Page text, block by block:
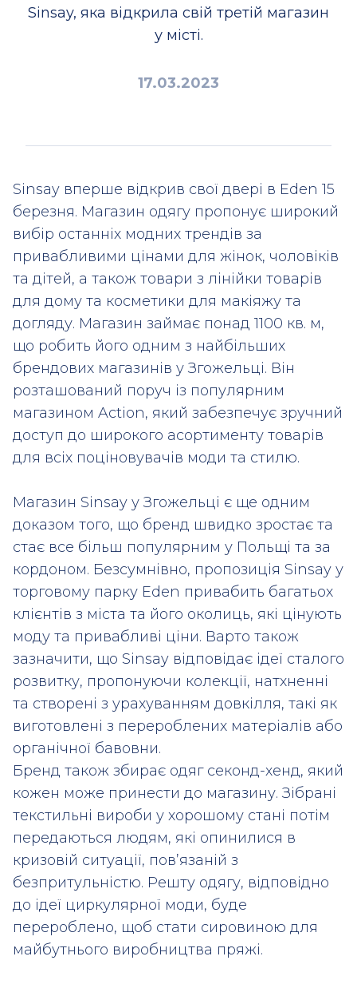
Sinsay, яка відкрила свій третій магазин
у місті.
17.03.2023
Sinsay вперше відкрив свої двері в Eden 15
березня. Магазин одягу пропонує широкий
вибір останніх модних трендів за
привабливими цінами для жінок, чоловіків
та дітей, а також товари з лінійки товарів
для дому та косметики для макіяжу та
догляду. Магазин займає понад 1100 кв. м,
що робить його одним з найбільших
брендових магазинів у Згожельці. Він
розташований поруч із популярним
магазином Action, який забезпечує зручний
доступ до широкого асортименту товарів
для всіх поціновувачів моди та стилю.
Магазин Sinsay у Згожельці є ще одним
доказом того, що бренд швидко зростає та
стає все більш популярним у Польщі та за
кордоном. Безсумнівно, пропозиція Sinsay у
торговому парку Eden привабить багатьох
клієнтів з міста та його околиць, які цінують
моду та привабливі ціни. Варто також
зазначити, що Sinsay відповідає ідеї сталого
розвитку, пропонуючи колекції, натхненні
та створені з урахуванням довкілля, такі як
виготовлені з перероблених матеріалів або
органічної бавовни.
Бренд також збирає одяг секонд-хенд, який
кожен може принести до магазину. Зібрані
текстильні вироби у хорошому стані потім
передаються людям, які опинилися в
кризовій ситуації, пов’язаній з
безпритульністю. Решту одягу, відповідно
до ідеї циркулярної моди, буде
перероблено, щоб стати сировиною для
майбутнього виробництва пряжі.